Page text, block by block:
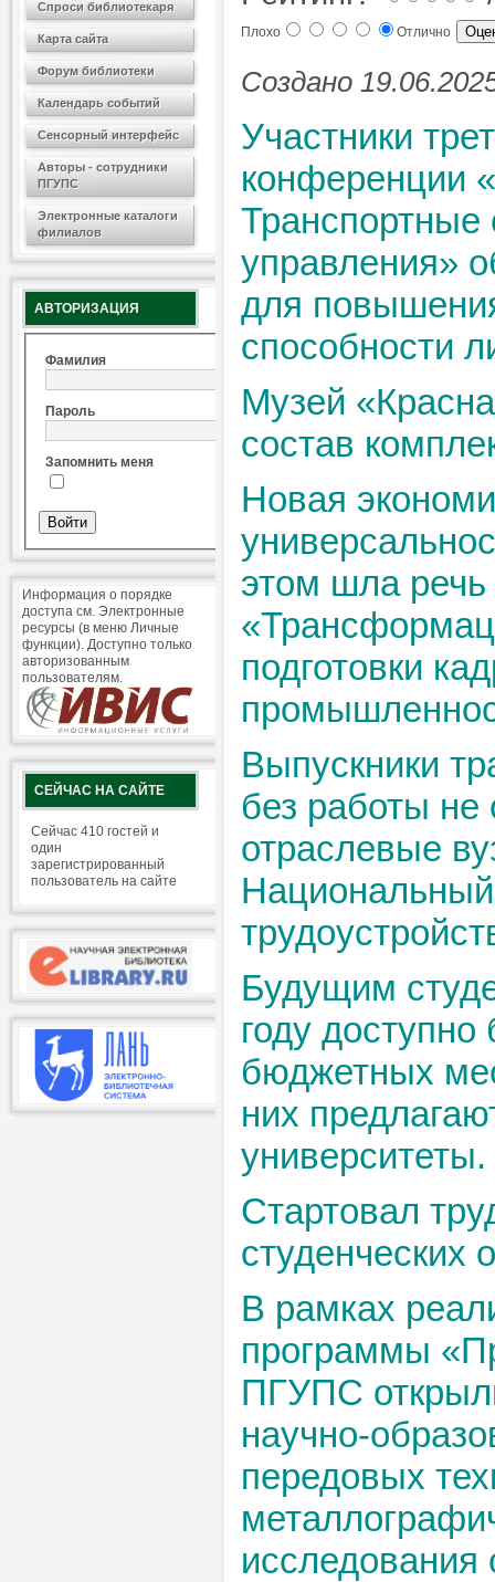
Спроси библиотекаря
Карта сайта
Форум библиотеки
Календарь событий
Сенсорный интерфейс
Авторы - сотрудники
ПГУПС
Электронные каталоги
филиалов
АВТОРИЗАЦИЯ
Фамилия
Пароль
Запомнить меня
Информация о порядке
доступа см. Электронные
ресурсы (в меню Личные
функции). Доступно только
авторизованным
пользователям.
СЕЙЧАС НА САЙТЕ
Сейчас 410 гостей и
один
зарегистрированный
пользователь на сайте
Плохо Отлично
Создано
Участники
конференции
Транспортные
управления»
для
способности
Музей
состав
Новая
этом шла
подготовки
Выпускники
без работы не
отраслевые
Национальный
Будущим
году
бюджетных
них
университеты.
Стартовал
В рамках
программы
ПГУПС
научно-
передовых
исследования